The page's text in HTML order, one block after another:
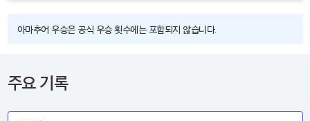
아마추어 우승은 공식 우승 횟수에는 포함되지 않습니다.
주요 기록